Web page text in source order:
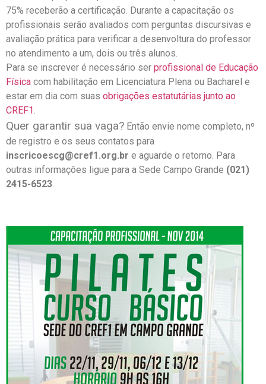
75% receberão a certificação. Durante a capacitação os
profissionais serão avaliados com perguntas discursivas e
avaliação prática para verificar a desenvoltura do professor
no atendimento a um, dois ou três alunos.
Para se inscrever é necessário ser profissional de Educação
Física com habilitação em Licenciatura Plena ou Bacharel e
estar em dia com suas obrigações estatutárias junto ao
CREF1.
Quer garantir sua vaga? Então envie nome completo, nº
de registro e os seus contatos para
inscricoescg@cref1.org.br e aguarde o retorno. Para
outras informações ligue para a Sede Campo Grande (021)
2415-6523.